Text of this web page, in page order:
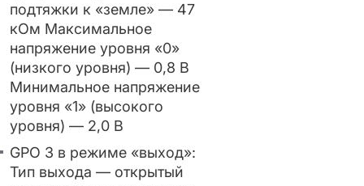
подтяжки к «земле» — 47
кОм Максимальное
напряжение уровня «0»
(низкого уровня) — 0,8 В
Минимальное напряжение
уровня «1» (высокого
уровня) — 2,0 В
GPO 3 в режиме «выход»:
Тип выхода — открытый